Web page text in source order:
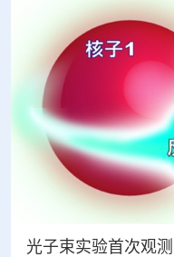
光子束实验首次观